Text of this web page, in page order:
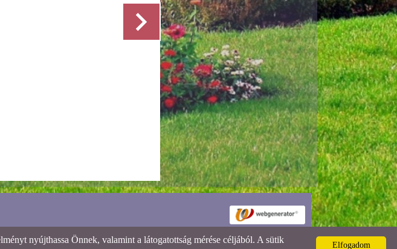
Részletek
Elfogadom
nyújthassa Önnek, valamint a látogatottság mérése céljából. A sütik